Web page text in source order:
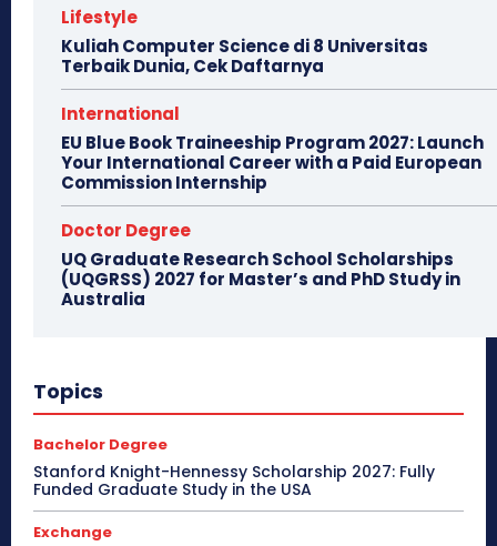
Lifestyle
Kuliah Computer Science di 8 Universitas
Terbaik Dunia, Cek Daftarnya
International
EU Blue Book Traineeship Program 2027: Launch
Your International Career with a Paid European
Commission Internship
Doctor Degree
UQ Graduate Research School Scholarships
(UQGRSS) 2027 for Master’s and PhD Study in
Australia
Topics
Bachelor Degree
Stanford Knight-Hennessy Scholarship 2027: Fully
Funded Graduate Study in the USA
Exchange